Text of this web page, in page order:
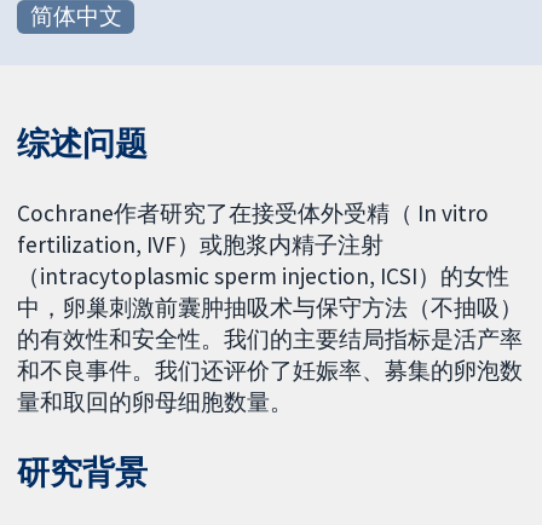
简体中文
综述问题
Cochrane作者研究了在接受体外受精（ In vitro
fertilization, IVF）或胞浆内精子注射
（intracytoplasmic sperm injection, ICSI）的女性
中，卵巢刺激前囊肿抽吸术与保守方法（不抽吸）
的有效性和安全性。我们的主要结局指标是活产率
和不良事件。我们还评价了妊娠率、募集的卵泡数
量和取回的卵母细胞数量。
研究背景